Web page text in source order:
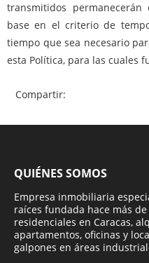
transmitidos
base en el criterio de
tiempo que sea necesario
esta Política, para las cuales
Compartir:
QUIÉNES SOMOS
Empresa inmobiliaria
raíces fundada hace más
residenciales en Caracas,
apartamentos, oficinas y
galpones en áreas